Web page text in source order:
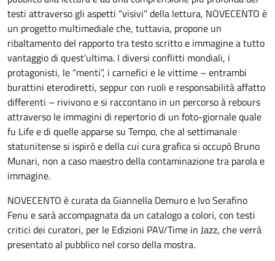
testi attraverso gli aspetti “visivi” della lettura, NOVECENTO è
un progetto multimediale che, tuttavia, propone un
ribaltamento del rapporto tra testo scritto e immagine a tutto
vantaggio di quest’ultima. I diversi conflitti mondiali, i
protagonisti, le “menti”, i carnefici e le vittime – entrambi
burattini eterodiretti, seppur con ruoli e responsabilità affatto
differenti – rivivono e si raccontano in un percorso à rebours
attraverso le immagini di repertorio di un foto-giornale quale
fu Life e di quelle apparse su Tempo, che al settimanale
statunitense si ispirò e della cui cura grafica si occupò Bruno
Munari, non a caso maestro della contaminazione tra parola e
immagine.
NOVECENTO è curata da Giannella Demuro e Ivo Serafino
Fenu e sarà accompagnata da un catalogo a colori, con testi
critici dei curatori, per le Edizioni PAV/Time in Jazz, che verrà
presentato al pubblico nel corso della mostra.